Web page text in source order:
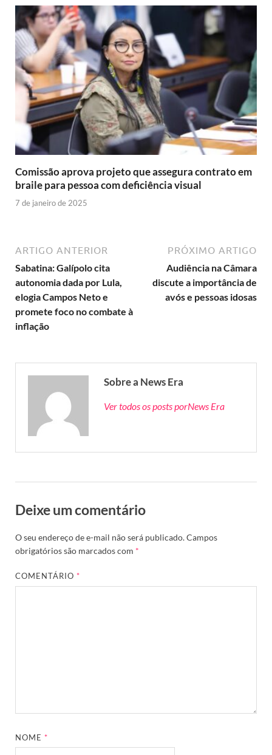
Comissão aprova projeto que assegura contrato em
braile para pessoa com deficiência visual
7 de janeiro de 2025
ARTIGO ANTERIOR
Sabatina: Galípolo cita
autonomia dada por Lula,
elogia Campos Neto e
promete foco no combate à
inflação
PRÓXIMO ARTIGO
Audiência na Câmara
discute a importância de
avós e pessoas idosas
Sobre a News Era
Ver todos os posts porNews Era
Deixe um comentário
O seu endereço de e-mail não será publicado.Campos
obrigatórios são marcados com *
COMENTÁRIO*
NOME*